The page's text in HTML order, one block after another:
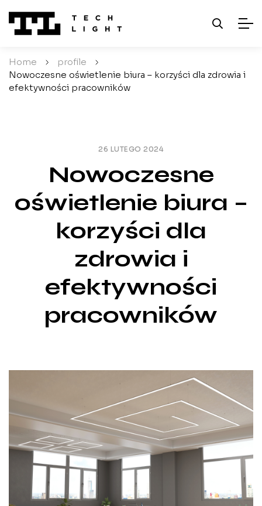
Home / profile
/
Nowoczesne oświetlenie biura – korzyści dla zdrowia i
efektywności pracowników
26 LUTEGO 2024
Nowoczesne
oświetlenie biura –
korzyści dla
zdrowia i
efektywności
pracowników